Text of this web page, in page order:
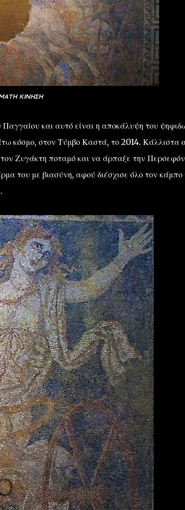
ΚΙΝΗΣΗ
και αυτό είναι η αποκάλυψη του
κόσμο, στον Τύμβο Καστά, το 2014. Κάλλιστα ο
Ζυγάκτη ποταμό και να άρπαξε την
του με βιασύνη, αφού διέσχισε όλο τον